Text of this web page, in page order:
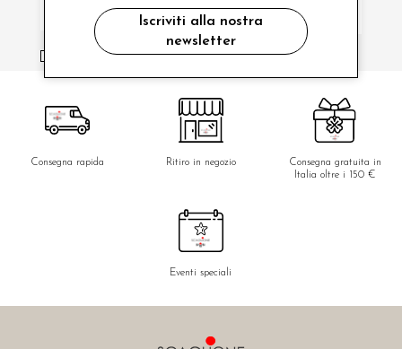
ho letto ed accettato le condizioni sulla privacy.
Consegna rapida Ritiro in negozio
Consegna gratuita in
Italia oltre i 150 €
Eventi speciali
Iscriviti alla nostra
newsletter